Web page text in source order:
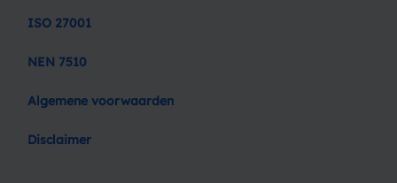
ISO 27001
NEN 7510
Algemene voorwaarden
Disclaimer